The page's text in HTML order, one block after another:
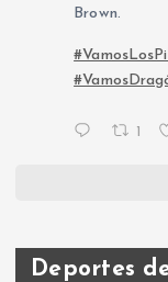
Brown.
Deportes